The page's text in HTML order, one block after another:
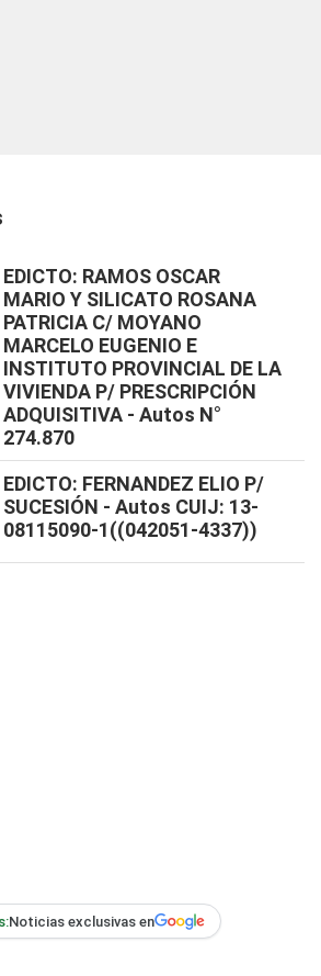
EDICTO: RAMOS OSCAR
MARIO Y SILICATO ROSANA
PATRICIA C/ MOYANO
MARCELO EUGENIO E
INSTITUTO PROVINCIAL DE LA
VIVIENDA P/ PRESCRIPCIÓN
ADQUISITIVA - Autos N°
274.870
EDICTO: FERNANDEZ ELIO P/
SUCESIÓN - Autos CUIJ: 13-
08115090-1((042051-4337))
Noticias exclusivas en